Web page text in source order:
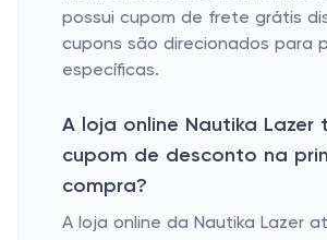
possui cupom de frete grátis
cupons são direcionados para
específicas.
A loja online Nautika Lazer
cupom de desconto na
compra?
A loja online da Nautika Lazer